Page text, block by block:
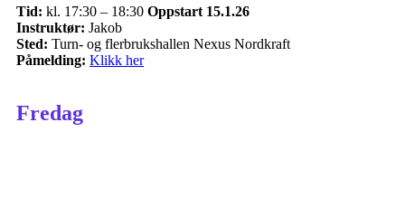
Tid: kl. 17:30 – 18:30 Oppstart 15.1.26
Instruktør: Jakob
Sted: Turn- og flerbrukshallen Nexus Nordkraft
Påmelding: Klikk her
Fredag